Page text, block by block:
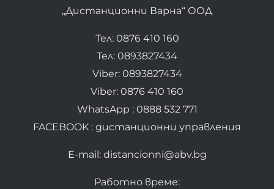
„Дистанционни Варна“ ООД
Тел: 0876 410 160
Тел: 0893827434
Viber: 0893827434
Viber: 0876 410 160
WhatsApp : 0888 532 771
FACEBOOK : дистанционни управления
E-mail: distancionni@abv.bg
Работно време: